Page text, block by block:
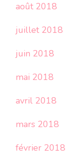
août 2018
juillet 2018
juin 2018
mai 2018
avril 2018
mars 2018
février 2018